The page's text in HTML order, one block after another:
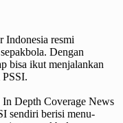
Indonesia resmi
Dengan
bisa ikut menjalankan
Depth Coverage News
sendiri berisi menu-